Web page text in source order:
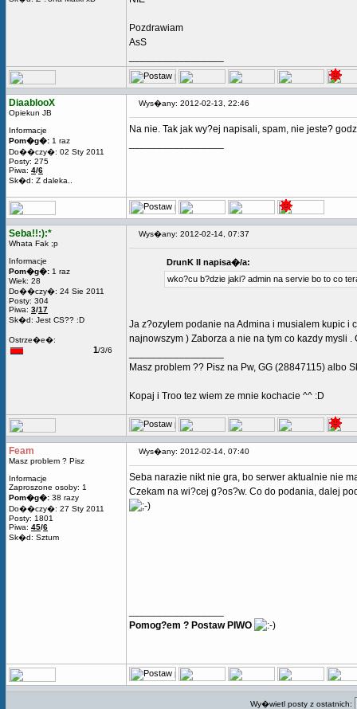
Pozdrawiam
AsS
DiaablooX
Opiekun JB
Informacje
Pom�g�: 1 raz
Do��czy�: 02 Sty 2011
Posty: 275
Piwa: 4/6
Sk�d: Z daleka..
Wys�any: 2012-02-13, 22:46
Na nie. Tak jak wy?ej napisali, spam, nie jeste?
Seba!!:):*
Whata Fak ;p
Informacje
Pom�g�: 1 raz
Wiek: 28
Do��czy�: 24 Sie 2011
Posty: 304
Piwa: 3/17
Sk�d: Jest CS?? :D
Ostrze�e�:
1/3/6
Wys�any: 2012-02-14, 07:37
DrunK II napisa�/a:
wko?cu b?dzie jaki? admin na servie bo to co
Ja z?ozylem podanie na Admina i musialem kupic i
najnowszym ) Zaborza a nie na tym co kazdy mysli
Masz problem ?? Pisz na Pw, GG (28847115) albo
Kopaj i Troo tez wiem ze mnie kochacie ^^ :D
Feam
Masz problem ? Pisz
Informacje
Zaproszone osoby: 1
Pom�g�: 38 razy
Do��czy�: 27 Sty 2011
Posty: 1801
Piwa: 45/6
Sk�d: Sztum
Wys�any: 2012-02-14, 07:40
Seba narazie nikt nie gra, bo serwer aktualnie nie
Czekam na wi?cej g?os?w. Co do podania, dalej
Pomog?em ? Postaw PIWO
Wy�wietl posty z ostatnich: